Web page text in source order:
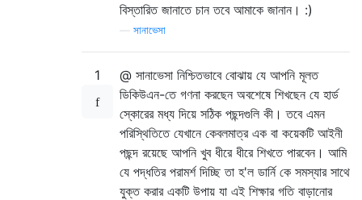
বিস্তারিত জানাতে চান তবে আমাকে জানান। :)
সানাভেসা
1
@ সানাভেসা নিশ্চিতভাবে বোঝায় যে আপনি মূলত
ডিকিউএন-তে গণনা করছেন অবশেষে শিখছেন যে হার্ড
স্কোরের মধ্য দিয়ে সঠিক পছন্দগুলি কী। তবে এমন
পরিস্থিতিতে যেখানে কেবলমাত্র এক বা কয়েকটি আইনী
পছন্দ রয়েছে আপনি খুব ধীরে ধীরে শিখতে পারবেন। আমি
যে পদ্ধতির পরামর্শ দিচ্ছি তা হ'ল ডার্নি কে সমস্যার সাথে
যুক্ত করার একটি উপায় যা এই শিক্ষার গতি বাড়ানোর